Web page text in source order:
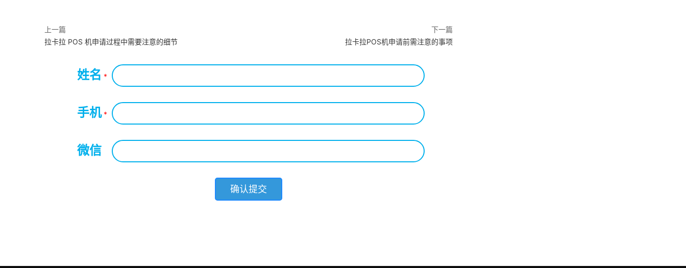
上一篇
拉卡拉 POS 机申请过程中需要注意的细节
下一篇
拉卡拉POS机申请前需注意的事项
姓名 *
手机*
微信